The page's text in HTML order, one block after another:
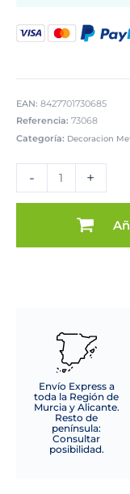
EAN: 8427701730685
Referencia: 73068
Categoría: Decoracion
-
BLANCO/DORADO
cantidad
+
Envío Express a
toda la Región de
Murcia y Alicante.
Resto de
península:
Consultar
posibilidad.